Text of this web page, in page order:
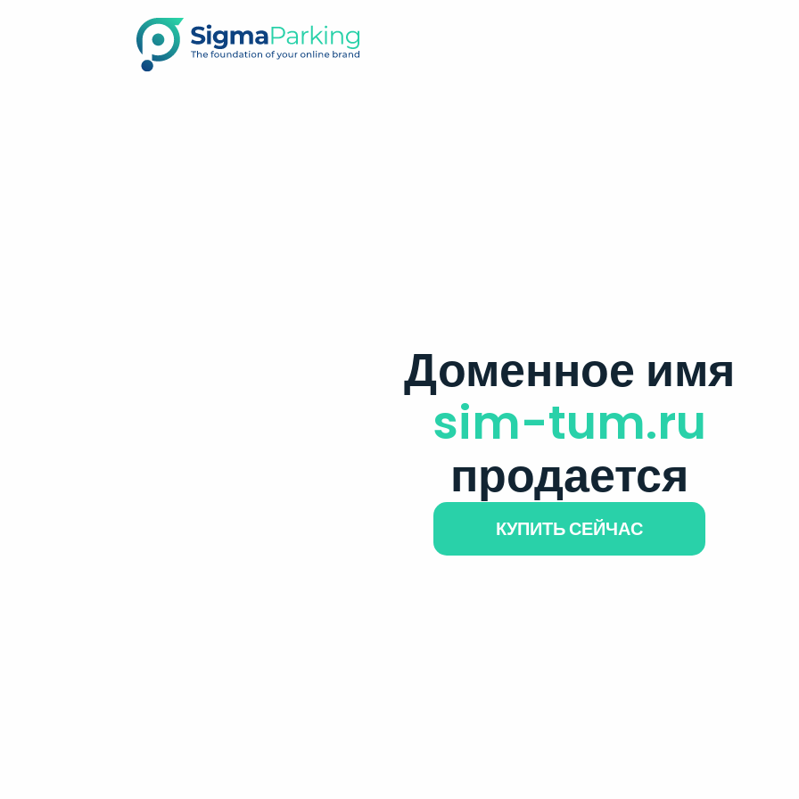
Доменное имя
sim-tum.ru
продается
КУПИТЬ СЕЙЧАС